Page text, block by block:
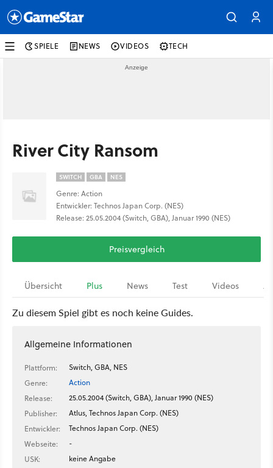
SPIELE NEWS VIDEOS TECH
River City Ransom
SWITCH GBA NES
Genre: Action
Entwickler: Technos Japan Corp. (NES)
Release: 25.05.2004 (Switch, GBA), Januar 1990 (NES)
Preisvergleich
Übersicht Plus News Test Videos
Zu diesem Spiel gibt es noch keine Guides.
Allgemeine Informationen
Plattform:
Switch, GBA, NES
Genre:
Action
Release:
25.05.2004 (Switch, GBA), Januar 1990 (NES)
Publisher:
Atlus, Technos Japan Corp. (NES)
Entwickler:
Technos Japan Corp. (NES)
Webseite:
-
USK:
keine Angabe